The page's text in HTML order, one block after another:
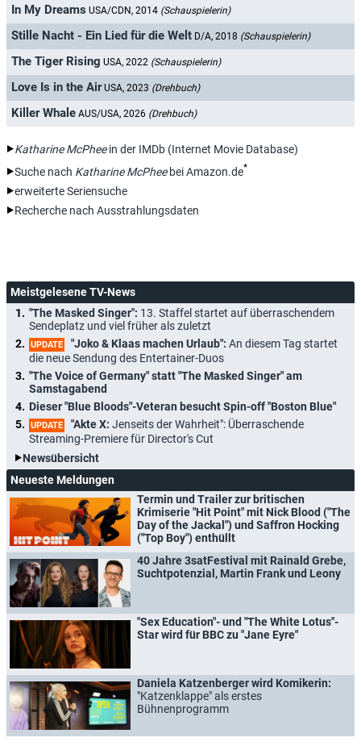
In My Dreams USA/CDN, 2014 (Schauspielerin)
Stille Nacht - Ein Lied für die Welt D/A, 2018 (Schauspielerin)
The Tiger Rising USA, 2022 (Schauspielerin)
Love Is in the Air USA, 2023 (Drehbuch)
Killer Whale AUS/USA, 2026 (Drehbuch)
Katharine McPheein der IMDb (Internet Movie Database)
Suche nach Katharine McPheebei Amazon.de*
erweiterte Seriensuche
Recherche nach Ausstrahlungsdaten
Meistgelesene TV-News
"The Masked Singer": 13. Staffel startet auf überraschendem
Sendeplatz und viel früher als zuletzt
UPDATE "Joko & Klaas machen Urlaub": An diesem Tag startet
die neue Sendung des Entertainer-Duos
"The Voice of Germany" statt "The Masked Singer" am
Samstagabend
Dieser "Blue Bloods"-Veteran besucht Spin-off "Boston Blue"
UPDATE "Akte X: Jenseits der Wahrheit": Überraschende
Streaming-Premiere für Director's Cut
Newsübersicht
Neueste Meldungen
Termin und Trailer zur britischen
Krimiserie "Hit Point" mit Nick Blood ("The
Day of the Jackal") und Saffron Hocking
("Top Boy") enthüllt
40 Jahre 3satFestival mit Rainald Grebe,
Suchtpotenzial, Martin Frank und Leony
"Sex Education"- und "The White Lotus"-
Star wird für BBC zu "Jane Eyre"
Daniela Katzenberger wird Komikerin:
"Katzenklappe" als erstes
Bühnenprogramm